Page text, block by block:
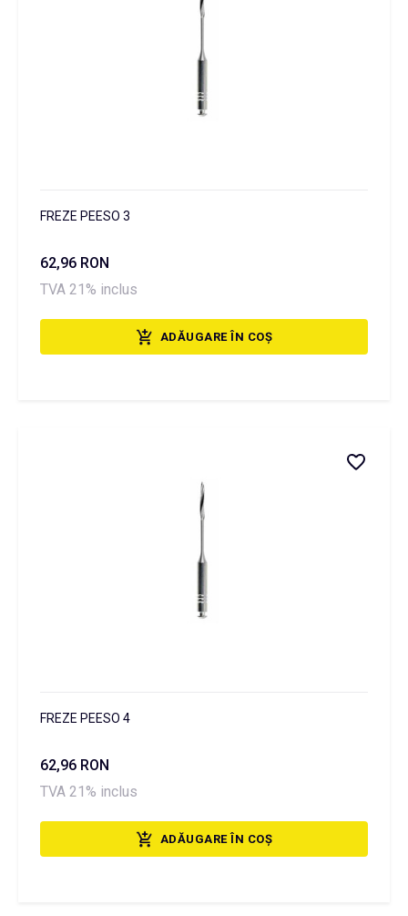
FREZE PEESO 3
62,96 RON
TVA 21% inclus
ADĂUGARE ÎN COȘ
FREZE PEESO 4
62,96 RON
TVA 21% inclus
ADĂUGARE ÎN COȘ